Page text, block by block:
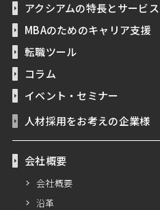
アクシアムの特長とサービス
MBAのためのキャリア支援
転職ツール
コラム
イベント・セミナー
人材採用をお考えの企業様
会社概要
会社概要
沿革